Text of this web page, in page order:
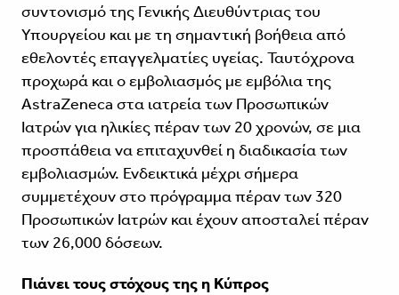
συντονισμό της Γενικής Διευθύντριας του
Υπουργείου και με τη σημαντική βοήθεια από
εθελοντές επαγγελματίες υγείας. Ταυτόχρονα
προχωρά και ο εμβολιασμός με εμβόλια της
AstraZeneca στα ιατρεία των Προσωπικών
Ιατρών για ηλικίες πέραν των 20 χρονών, σε μια
προσπάθεια να επιταχυνθεί η διαδικασία των
εμβολιασμών. Ενδεικτικά μέχρι σήμερα
συμμετέχουν στο πρόγραμμα πέραν των 320
Προσωπικών Ιατρών και έχουν αποσταλεί πέραν
των 26,000 δόσεων.
Πιάνει τους στόχους της η Κύπρος